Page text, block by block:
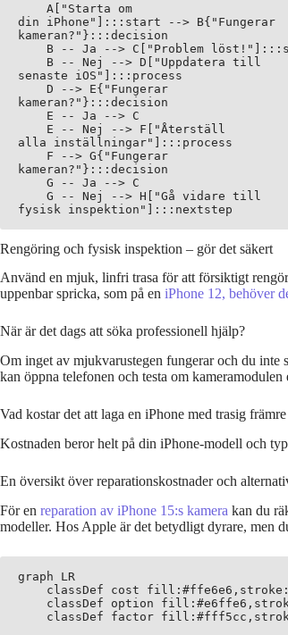
    A["Starta om
din iPhone"]:::start --> B{"Fungerar
kameran?"}:::decision
B -- Ja --> C["Problem
    B -- Nej --> D["Uppdatera till
senaste iOS"]:::process
    D --> E{"Fungerar
kameran?"}:::decision
    E -- Ja --> C
    E -- Nej --> F["Återställ
alla inställningar"]:::process
    F --> G{"Fungerar
kameran?"}:::decision
    G -- Ja --> C
    G -- Nej --> H["Gå vidare till
Rengöring och fysisk inspektion – gör det säkert
Använd en mjuk, linfri trasa för att försiktigt
uppenbar spricka, som på en iPhone 12, behöver
När är det dags att söka professionell hjälp?
Om inget av mjukvarustegen fungerar och du inte
kan öppna telefonen och testa om kameramodulen
Vad kostar det att laga en iPhone med trasig
Kostnaden beror helt på din iPhone-modell och
En översikt över reparationskostnader och
För en reparation av iPhone 15:s kamera kan du
modeller. Hos Apple är det betydligt dyrare, men
graph LR
classDef cost
classDef option
classDef factor